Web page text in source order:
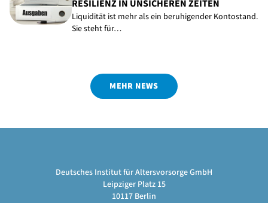
RESILIENZ IN UNSICHEREN ZEITEN
Liquidität ist mehr als ein beruhigender Kontostand.
Sie steht für…
MEHR NEWS
Deutsches Institut für Altersvorsorge GmbH
Leipziger Platz 15
10117 Berlin